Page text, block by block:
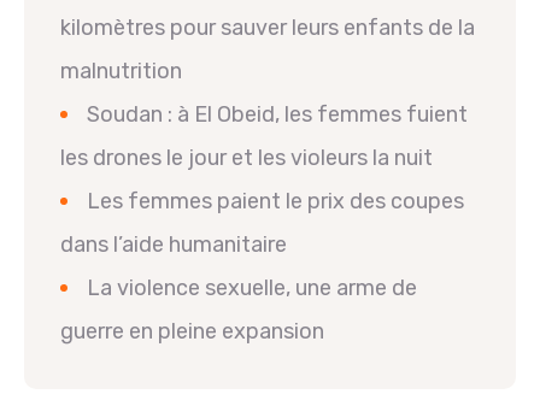
kilomètres pour sauver leurs enfants de la
malnutrition
Soudan : à El Obeid, les femmes fuient
les drones le jour et les violeurs la nuit
Les femmes paient le prix des coupes
dans l’aide humanitaire
La violence sexuelle, une arme de
guerre en pleine expansion